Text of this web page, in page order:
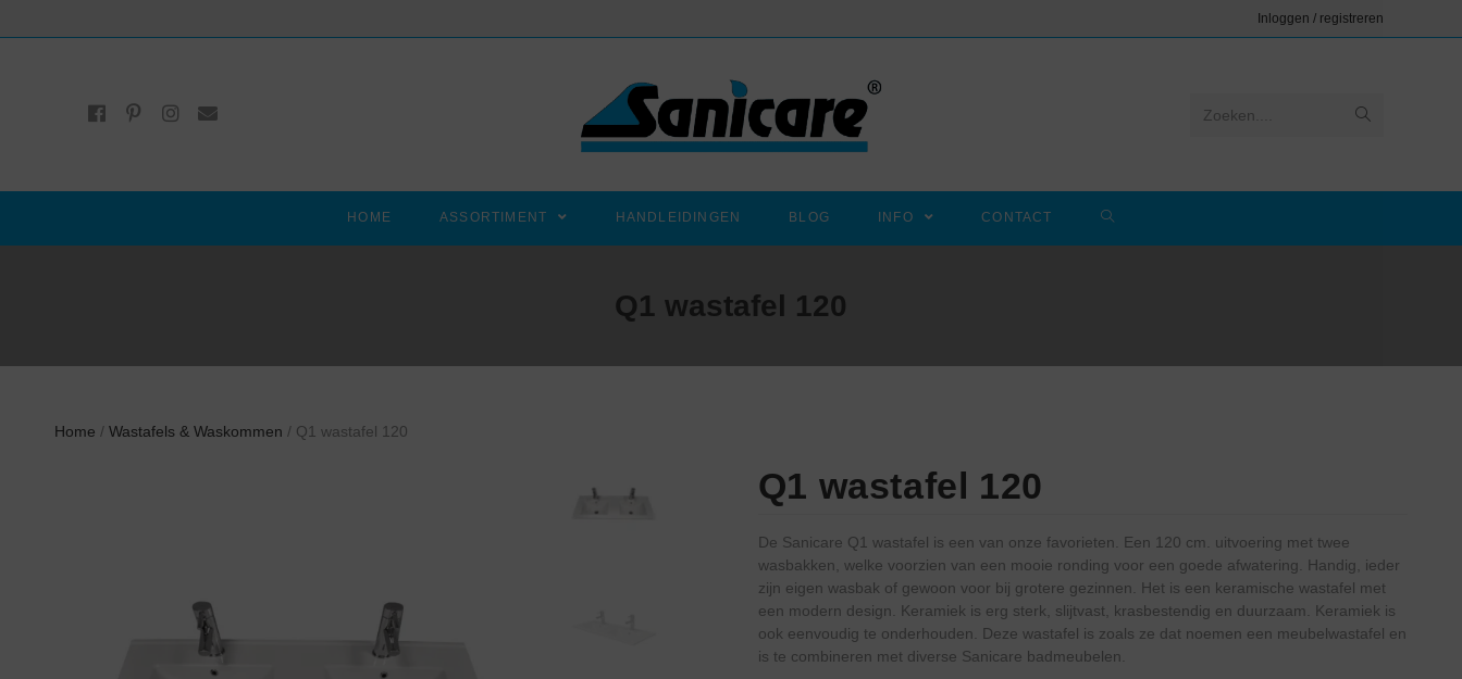
Inloggen / registreren
Zoeken....
HOME ASSORTIMENT HANDLEIDINGEN BLOG INFO CONTACT
Q1 wastafel 120
Home / Wastafels & Waskommen / Q1 wastafel 120
Q1 wastafel 120
De Sanicare Q1 wastafel is een van onze favorieten. Een 120 cm. uitvoering met twee
wasbakken, welke voorzien van een mooie ronding voor een goede afwatering. Handig, ieder
zijn eigen wasbak of gewoon voor bij grotere gezinnen. Het is een keramische wastafel met
een modern design. Keramiek is erg sterk, slijtvast, krasbestendig en duurzaam. Keramiek is
ook eenvoudig te onderhouden. Deze wastafel is zoals ze dat noemen een meubelwastafel en
is te combineren met diverse Sanicare badmeubelen.